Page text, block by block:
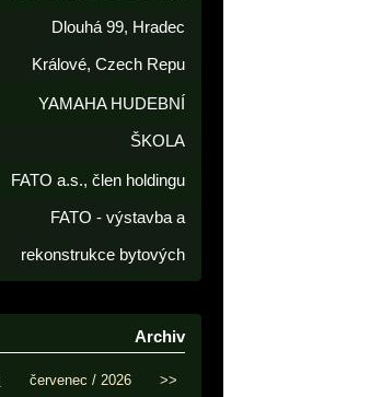
Dlouhá 99, Hradec
Králové, Czech Repu
YAMAHA HUDEBNÍ
ŠKOLA
FATO a.s., člen holdingu
FATO - výstavba a
rekonstrukce bytových
Archiv
červenec / 2026 >>